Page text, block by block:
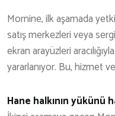
Mornine, ilk aşamada
satış merkezleri veya
ekran arayüzleri
yararlanıyor. Bu, hizmet
Hane halkının yükünü